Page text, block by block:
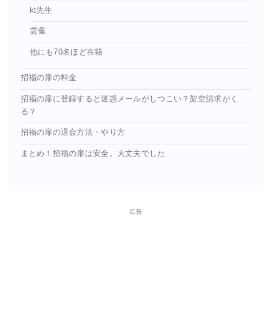
kt先生
雲雀
他にも70名ほど在籍
招福の扉の料金
招福の扉に登録すると迷惑メールがしつこい？架空請求がく
る？
招福の扉の退会方法・やり方
まとめ！招福の扉は安全。大丈夫でした
広告